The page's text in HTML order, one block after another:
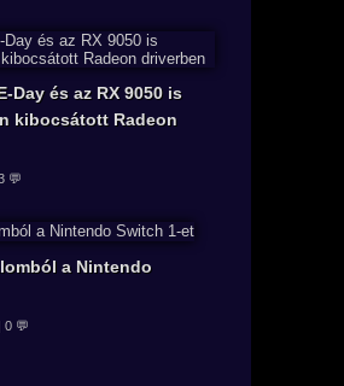
Day és az RX 9050 is
kibocsátott Radeon
💬
a Nintendo
0 💬